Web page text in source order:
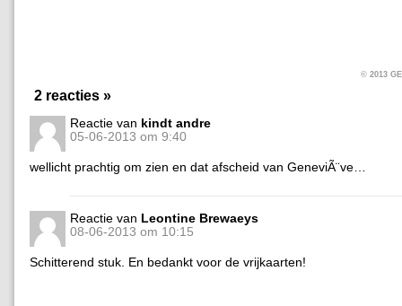
© 2013
2 reacties »
Reactie van kindt andre
05-06-2013 om 9:40
wellicht prachtig om zien en dat afscheid van GeneviÃ¨ve…
Reactie van Leontine Brewaeys
08-06-2013 om 10:15
Schitterend stuk. En bedankt voor de vrijkaarten!